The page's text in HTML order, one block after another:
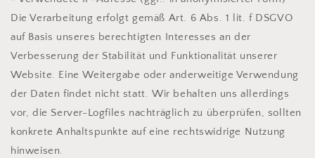
Die Verarbeitung erfolgt gemäß Art. 6 Abs. 1 lit. f DSGVO
auf Basis unseres berechtigten Interesses an der
Verbesserung der Stabilität und Funktionalität unserer
Website. Eine Weitergabe oder anderweitige Verwendung
der Daten findet nicht statt. Wir behalten uns allerdings
vor, die Server-Logfiles nachträglich zu überprüfen, sollten
konkrete Anhaltspunkte auf eine rechtswidrige Nutzung
hinweisen.